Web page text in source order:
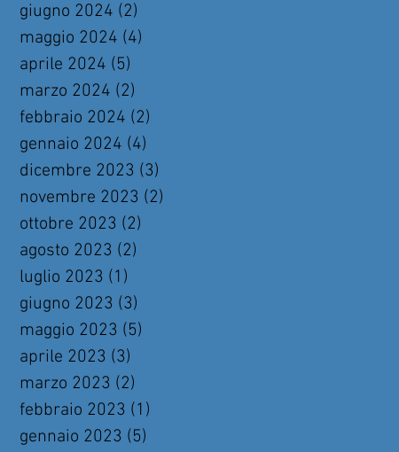
giugno 2024 (2)
maggio 2024 (4)
aprile 2024 (5)
marzo 2024 (2)
febbraio 2024 (2)
gennaio 2024 (4)
dicembre 2023 (3)
novembre 2023 (2)
ottobre 2023 (2)
agosto 2023 (2)
luglio 2023 (1)
giugno 2023 (3)
maggio 2023 (5)
aprile 2023 (3)
marzo 2023 (2)
febbraio 2023 (1)
gennaio 2023 (5)